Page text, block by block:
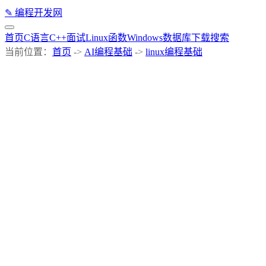
✎ 编程开发网
首页C语言C++面试Linux函数Windows数据库下载搜索
当前位置： 首页 -> AI编程基础 -> linux编程基础